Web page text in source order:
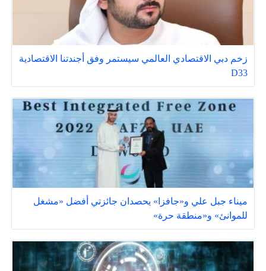
زخم دبي الاقتصادي العالمي سيستمر وفق أجندتنا الاقتصادية
D33
ميناء جبل علي و«جافزا» يحصدان جائزتي أفضل «مشغل
للموانئ» و«منطقة حرة»